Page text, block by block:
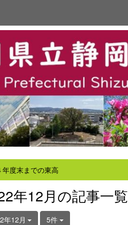
年度末までの東高
年12月の記事一覧
年12月 5件